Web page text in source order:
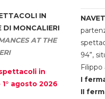
IN
DI MONCALIERI
AT THE
in
agosto 2026
94”,
Filippo
I
II